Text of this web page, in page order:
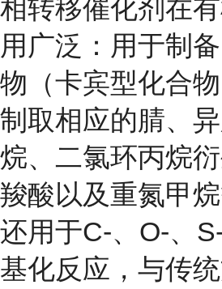
相转移催化剂在
用广泛：用于制
物（卡宾型化合
制取相应的腈、
烷、二氯环丙烷
羧酸以及重氮甲烷
还用于C-、O-、
基化反应，与传统